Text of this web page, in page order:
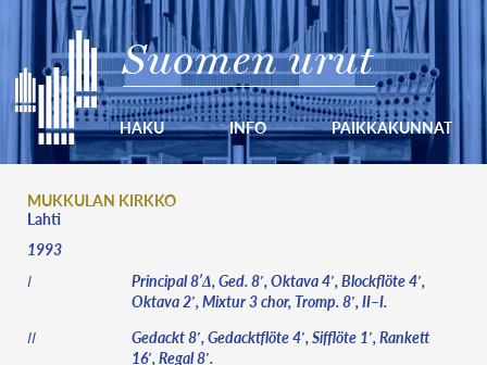
Suomen urut
HAKU INFO PAIKKAKUNNAT
MUKKULAN KIRKKO
Lahti
1993
I
Principal 8’Δ, Ged. 8′, Oktava 4′, Blockflöte 4′,
Oktava 2′, Mixtur 3 chor, Tromp. 8′, II–I.
II
Gedackt 8′, Gedacktflöte 4′, Sifflöte 1′, Rankett
16′, Regal 8′.